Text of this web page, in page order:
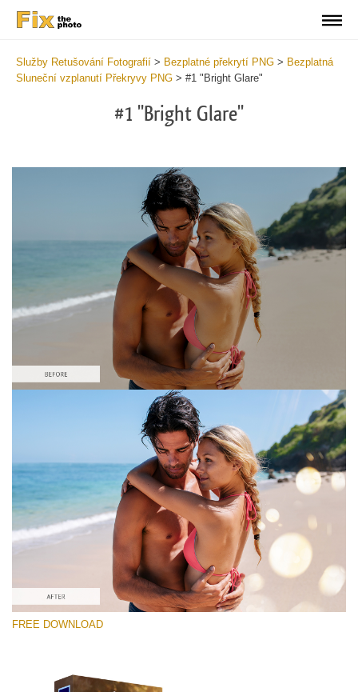
Služby Retušování Fotografií > Bezplatné překrytí PNG > Bezplatná
Sluneční vzplanutí Překryvy PNG > #1 "Bright Glare"
#1 "Bright Glare"
Prosím vyberte
Free PNG Overlay #1
Small 800*533px
Large 6000*4000px
FREE DOWNLOAD